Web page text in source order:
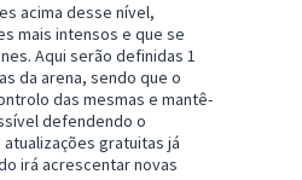
acima desse nível,
mais intensos e que se
Aqui serão definidas 1
da arena, sendo que o
das mesmas e mantê-
defendendo o
gratuitas já
irá acrescentar novas